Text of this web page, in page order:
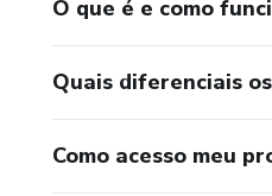
O que é e como
Quais diferenciais
Como acesso meu